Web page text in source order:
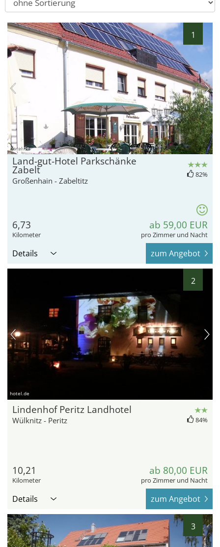
1
hotel.de
Land-gut-Hotel Parkschänke
Zabelt
Großenhain - Zabeltitz
82%
6,73
Kilometer
ab 59,00 EUR
pro Zimmer und Nacht
Details zum Angebot
2
hotel.de
Lindenhof Peritz Landhotel
Wülknitz - Peritz 84%
10,21
Kilometer
ab 80,00 EUR
pro Zimmer und Nacht
Details zum Angebot
3